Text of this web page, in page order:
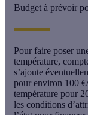
Budget à prévoir
Pour faire poser
température,
s’ajoute
pour environ 100
température pour
les conditions